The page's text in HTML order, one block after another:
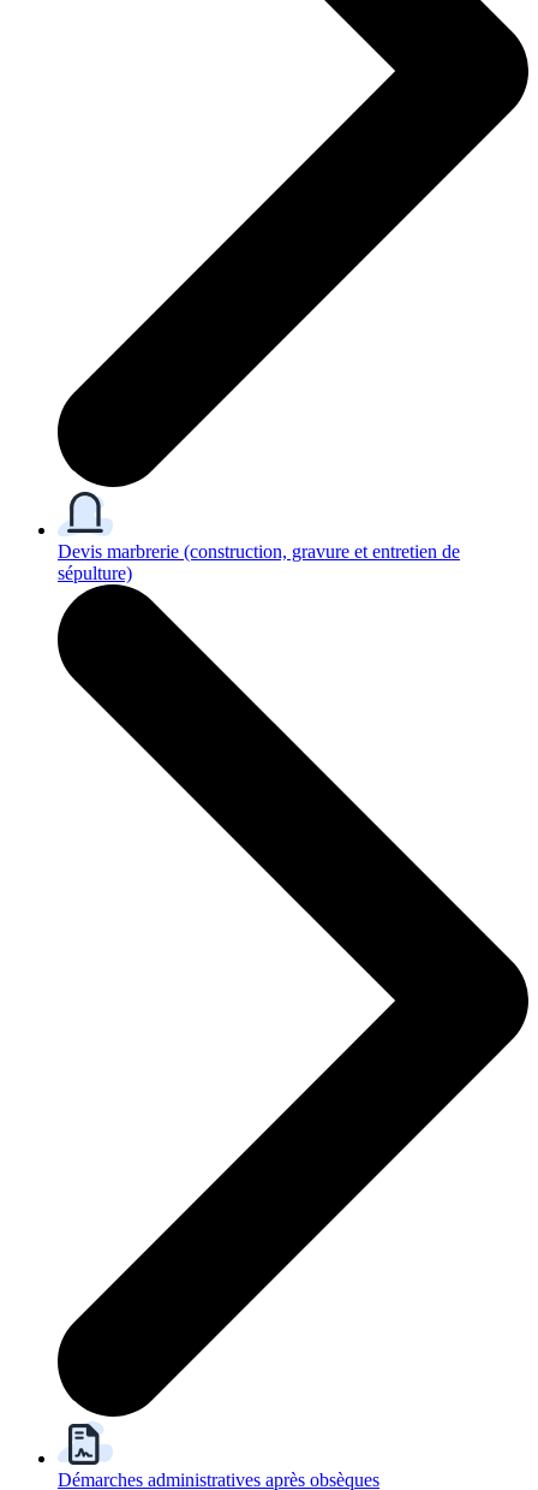
Devis marbrerie (construction, gravure et entretien de
sépulture)
Démarches administratives après obsèques